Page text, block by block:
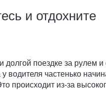
и отдохните
долгой поездке за рулем и
водителя частенько
происходит из-за